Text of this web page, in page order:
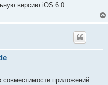
версию iOS 6.0.
приложений